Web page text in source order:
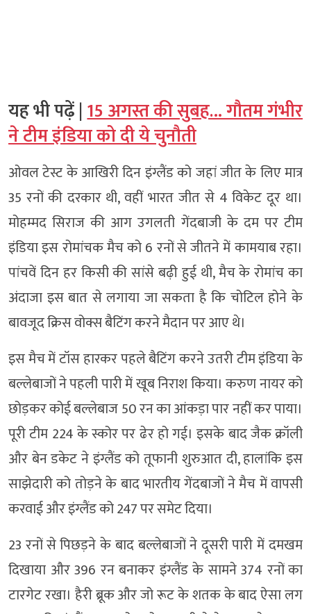
यह भी पढ़ें |15 अगस्त की सुबह… गौतम गंभीर
ने टीम इंडिया को दी ये चुनौती
ओवल टेस्ट के आखिरी दिन इंग्लैंड को जहां जीत के लिए मात्र
35 रनों की दरकार थी, वहीं भारत जीत से 4 विकेट दूर था।
मोहम्मद सिराज की आग उगलती गेंदबाजी के दम पर टीम
इंडिया इस रोमांचक मैच को 6 रनों से जीतने में कामयाब रहा।
पांचवें दिन हर किसी की सांसे बढ़ी हुई थी, मैच के रोमांच का
अंदाजा इस बात से लगाया जा सकता है कि चोटिल होने के
बावजूद क्रिस वोक्स बैटिंग करने मैदान पर आए थे।
इस मैच में टॉस हारकर पहले बैटिंग करने उतरी टीम इंडिया के
बल्लेबाजों ने पहली पारी में खूब निराश किया। करुण नायर को
छोड़कर कोई बल्लेबाज 50 रन का आंकड़ा पार नहीं कर पाया।
पूरी टीम 224 के स्कोर पर ढेर हो गई। इसके बाद जैक क्रॉली
और बेन डकेट ने इंग्लैंड को तूफानी शुरुआत दी, हालांकि इस
साझेदारी को तोड़ने के बाद भारतीय गेंदबाजों ने मैच में वापसी
करवाई और इंग्लैंड को 247 पर समेट दिया।
23 रनों से पिछड़ने के बाद बल्लेबाजों ने दूसरी पारी में दमखम
दिखाया और 396 रन बनाकर इंग्लैंड के सामने 374 रनों का
टारगेट रखा। हैरी ब्रूक और जो रूट के शतक के बाद ऐसा लग